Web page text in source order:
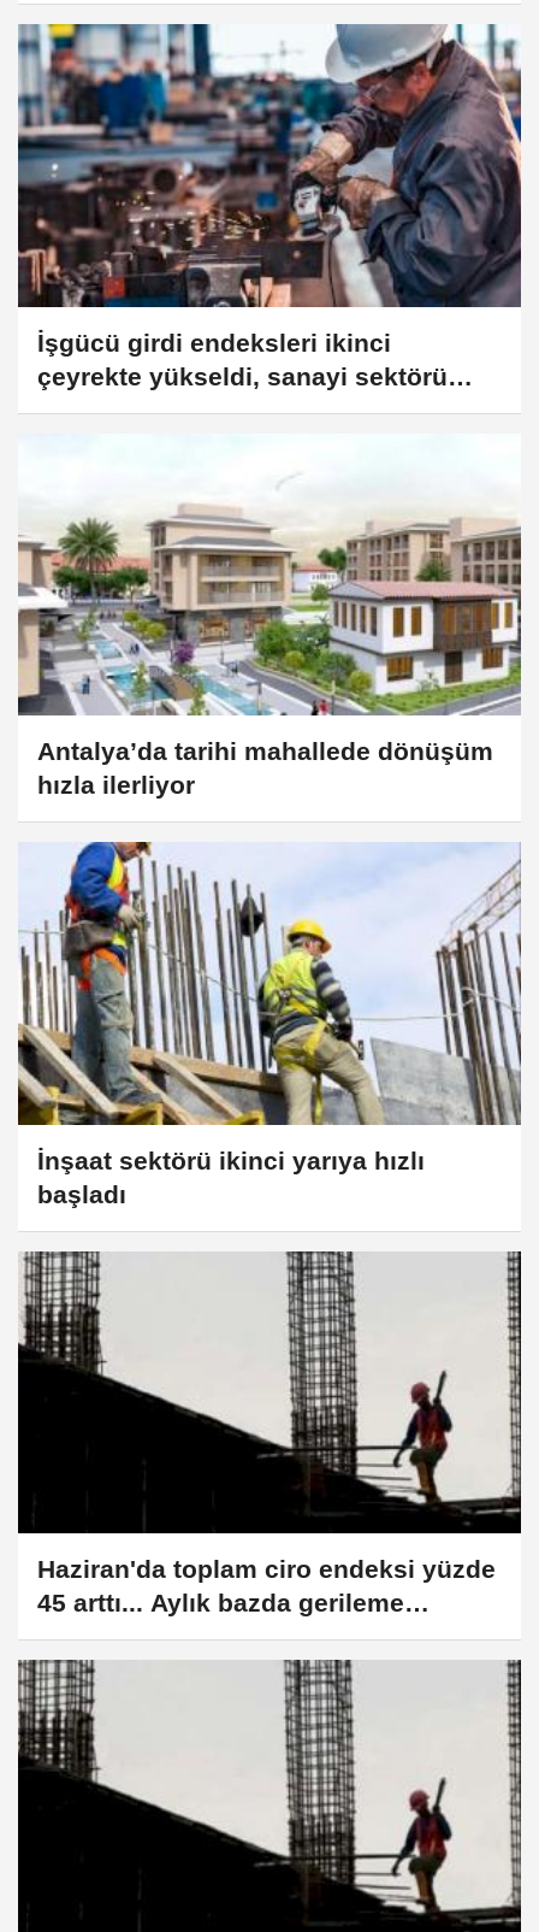
İşgücü girdi endeksleri ikinci
çeyrekte yükseldi, sanayi sektörü
geriledi
Antalya’da tarihi mahallede dönüşüm
hızla ilerliyor
İnşaat sektörü ikinci yarıya hızlı
başladı
Haziran'da toplam ciro endeksi yüzde
45 arttı... Aylık bazda gerileme
yaşayan tek sektör inşaat oldu